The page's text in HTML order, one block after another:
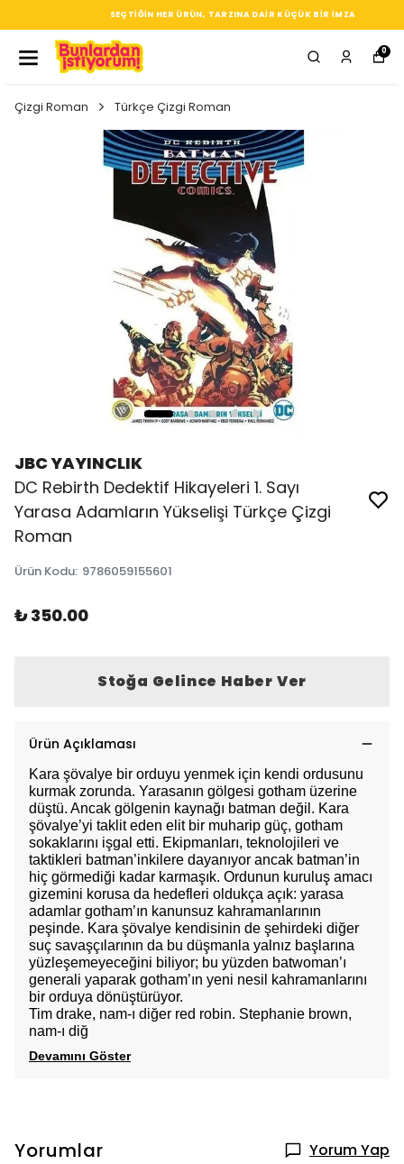
SEÇTIĞIN HER ÜRÜN, TARZINA DAIR KÜÇÜK BIR IMZA
0
Çizgi Roman Türkçe Çizgi Roman
JBC YAYINCLIK
DC Rebirth Dedektif Hikayeleri 1. Sayı
Yarasa Adamların Yükselişi Türkçe Çizgi
Roman
Ürün Kodu: 9786059155601
₺ 350.00
Stoğa Gelince Haber Ver
Ürün Açıklaması
Kara şövalye bir orduyu yenmek için kendi ordusunu
kurmak zorunda. Yarasanın gölgesi gotham üzerine
düştü. Ancak gölgenin kaynağı batman değil. Kara
şövalye’yi taklit eden elit bir muharip güç, gotham
sokaklarını işgal etti. Ekipmanları, teknolojileri ve
taktikleri batman’inkilere dayanıyor ancak batman’in
hiç görmediği kadar karmaşık. Ordunun kuruluş amacı
gizemini korusa da hedefleri oldukça açık: yarasa
adamlar gotham’ın kanunsuz kahramanlarının
peşinde. Kara şövalye kendisinin de şehirdeki diğer
suç savaşçılarının da bu düşmanla yalnız başlarına
yüzleşemeyeceğini biliyor; bu yüzden batwoman’ı
generali yaparak gotham’ın yeni nesil kahramanlarını
bir orduya dönüştürüyor.
Tim drake, nam-ı diğer red robin. Stephanie brown,
nam-ı diğ
Devamını Göster
Yorumlar Yorum Yap